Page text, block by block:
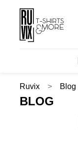
Ruvix Blog
BLOG